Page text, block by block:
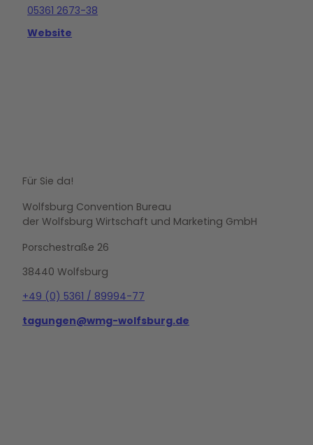
05361 2673-38
Website
Für Sie da!
Wolfsburg Convention Bureau
der Wolfsburg Wirtschaft und Marketing GmbH
Porschestraße 26
38440 Wolfsburg
+49 (0) 5361 / 89994-77
tagungen@wmg-wolfsburg.de